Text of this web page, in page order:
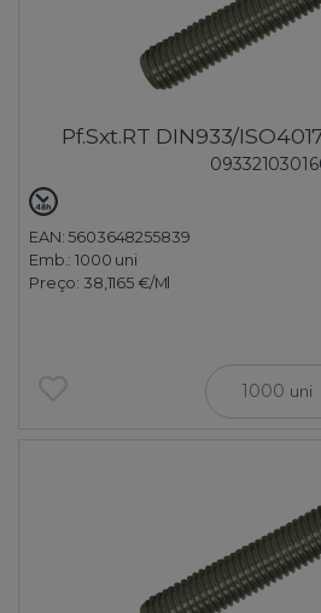
Pf.Sxt.RT DIN933/
EAN: 5603648255839
Emb.:1000 uni
Preço: 38,1165 €/Ml
uni